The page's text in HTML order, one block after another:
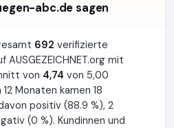
abc.de sagen
692 verifizierte
mit
von 4,74 von 5,00
Monaten kamen 18
positiv (88.9 %), 2
(0 %). Kundinnen und